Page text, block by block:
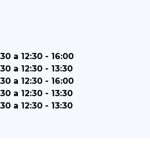
a 12:30 - 16:00
a 12:30 - 13:30
a 12:30 - 16:00
a 12:30 - 13:30
a 12:30 - 13:30